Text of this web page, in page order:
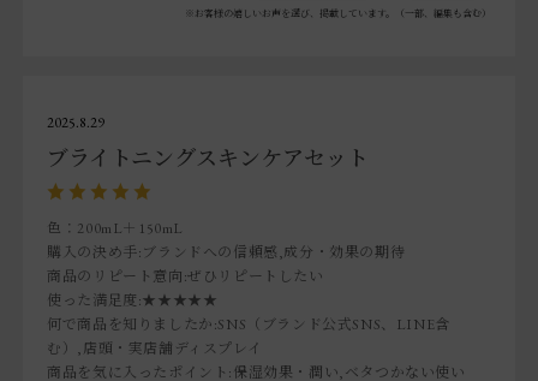
※お客様の嬉しいお声を選び、掲載しています。（一部、編集も含む）
2025.8.29
ブライトニングスキンケアセット
色：200mL＋150mL
購入の決め手:ブランドへの信頼感,成分・効果の期待
商品のリピート意向:ぜひリピートしたい
使った満足度:★★★★★
何で商品を知りましたか:SNS（ブランド公式SNS、LINE含
む）,店頭・実店舗ディスプレイ
商品を気に入ったポイント :保湿効果・潤い,ベタつかない使い